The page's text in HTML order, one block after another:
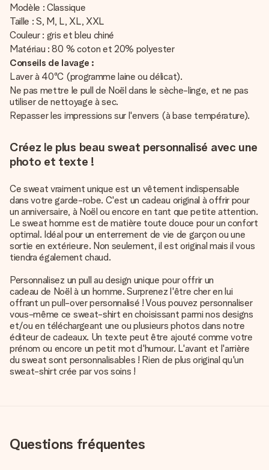
Modèle : Classique
Taille : S, M, L, XL, XXL
Couleur : gris et bleu chiné
Matériau : 80 % coton et 20% polyester
Conseils de lavage :
Laver à 40ªC (programme laine ou délicat).
Ne pas mettre le pull de Noël dans le sèche-linge, et ne pas
utiliser de nettoyage à sec.
Repasser les impressions sur l'envers (à base température).
Créez le plus beau sweat personnalisé avec une
photo et texte !
Ce sweat vraiment unique est un vêtement indispensable
dans votre garde-robe. C'est un cadeau original à offrir pour
un anniversaire, à Noël ou encore en tant que petite attention.
Le sweat homme est de matière toute douce pour un confort
optimal. Idéal pour un enterrement de vie de garçon ou une
sortie en extérieure. Non seulement, il est original mais il vous
tiendra également chaud.
Personnalisez un pull au design unique pour offrir un
cadeau de Noël à un homme. Surprenez l'être cher en lui
offrant un pull-over personnalisé ! Vous pouvez personnaliser
vous-même ce sweat-shirt en choisissant parmi nos designs
et/ou en téléchargeant une ou plusieurs photos dans notre
éditeur de cadeaux. Un texte peut être ajouté comme votre
prénom ou encore un petit mot d'humour. L'avant et l'arrière
du sweat sont personnalisables ! Rien de plus original qu'un
sweat-shirt crée par vos soins !
Questions fréquentes